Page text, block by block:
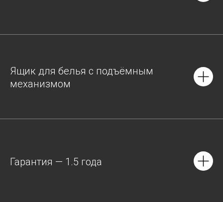
Ящик для белья с подъёмным
механизмом
Гарантия — 1.5 года